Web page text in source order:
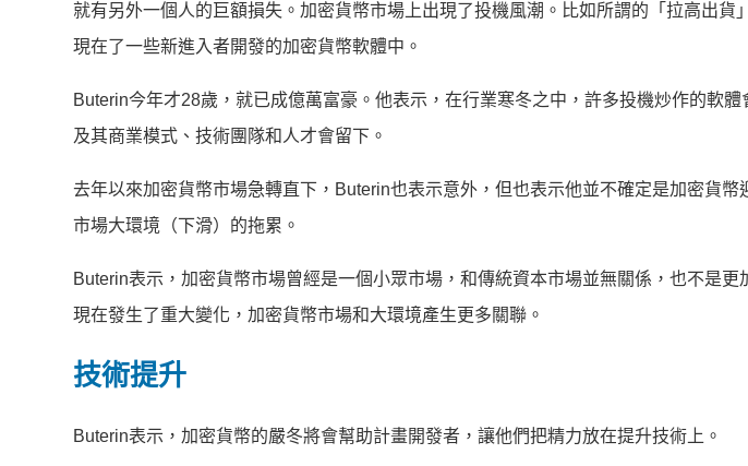
就有另外一個人的巨額損失。加密貨幣市場上出現了投機風潮。比如所謂的「拉高出貨
現在了一些新進入者開發的加密貨幣軟體中。
Buterin今年才28歲，就已成億萬富豪。他表示，在行業寒冬之中，許多投機炒作的軟
及其商業模式、技術團隊和人才會留下。
去年以來加密貨幣市場急轉直下，Buterin也表示意外，但也表示他並不確定是加密貨
市場大環境（下滑）的拖累。
Buterin表示，加密貨幣市場曾經是一個小眾市場，和傳統資本市場並無關係，也不是
現在發生了重大變化，加密貨幣市場和大環境產生更多關聯。
技術提升
Buterin表示，加密貨幣的嚴冬將會幫助計畫開發者，讓他們把精力放在提升技術上。